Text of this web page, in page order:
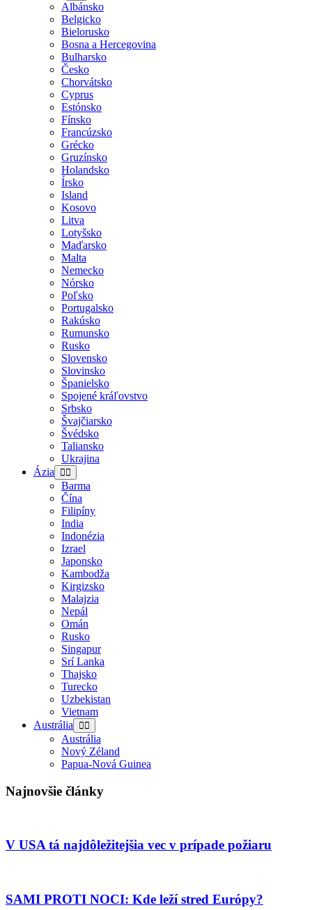
Albánsko
Belgicko
Bielorusko
Bosna a Hercegovina
Bulharsko
Česko
Chorvátsko
Cyprus
Estónsko
Fínsko
Francúzsko
Grécko
Gruzínsko
Holandsko
Írsko
Island
Kosovo
Litva
Lotyšsko
Maďarsko
Malta
Nemecko
Nórsko
Poľsko
Portugalsko
Rakúsko
Rumunsko
Rusko
Slovensko
Slovinsko
Španielsko
Spojené kráľovstvo
Srbsko
Švajčiarsko
Švédsko
Taliansko
Ukrajina
Ázia
Barma
Čína
Filipíny
India
Indonézia
Izrael
Japonsko
Kambodža
Kirgizsko
Malajzia
Nepál
Omán
Rusko
Singapur
Srí Lanka
Thajsko
Turecko
Uzbekistan
Vietnam
Austrália
Austrália
Nový Zéland
Papua-Nová Guinea
Najnovšie články
V USA tá najdôležitejšia vec v prípade požiaru
SAMI PROTI NOCI: Kde leží stred Európy?